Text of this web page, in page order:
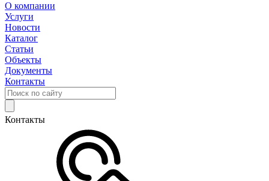
О компании
Услуги
Новости
Каталог
Статьи
Объекты
Документы
Контакты
Контакты